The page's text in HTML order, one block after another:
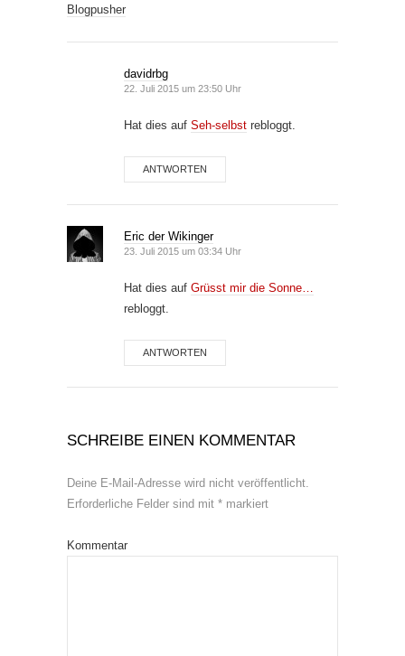
Blogpusher
davidrbg
22. Juli 2015 um 23:50 Uhr
Hat dies auf Seh-selbst rebloggt.
ANTWORTEN
Eric der Wikinger
23. Juli 2015 um 03:34 Uhr
Hat dies auf Grüsst mir die Sonne…
rebloggt.
ANTWORTEN
SCHREIBE EINEN KOMMENTAR
Deine E-Mail-Adresse wird nicht veröffentlicht.
Erforderliche Felder sind mit * markiert
Kommentar